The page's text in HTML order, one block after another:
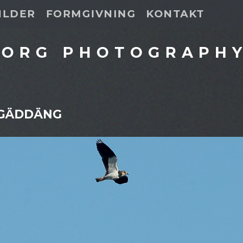
FORMGIVNING KONTAKT
PHOTOGRAPHY